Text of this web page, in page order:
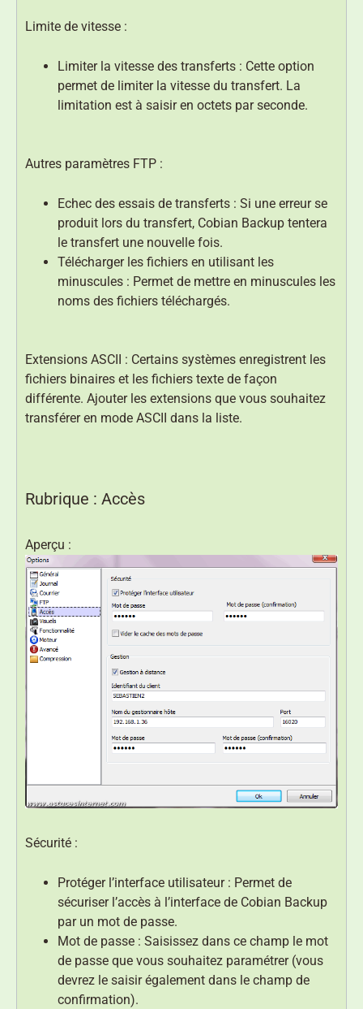
Limite de vitesse :
Limiter la vitesse des transferts : Cette option
permet de limiter la vitesse du transfert. La
limitation est à saisir en octets par seconde.
Autres paramètres FTP :
Echec des essais de transferts : Si une erreur se
produit lors du transfert, Cobian Backup tentera
le transfert une nouvelle fois.
Télécharger les fichiers en utilisant les
minuscules : Permet de mettre en minuscules les
noms des fichiers téléchargés.
Extensions ASCII : Certains systèmes enregistrent les
fichiers binaires et les fichiers texte de façon
différente. Ajouter les extensions que vous souhaitez
transférer en mode ASCII dans la liste.
Rubrique : Accès
Aperçu :
Sécurité :
Protéger l’interface utilisateur : Permet de
sécuriser l’accès à l’interface de Cobian Backup
par un mot de passe.
Mot de passe : Saisissez dans ce champ le mot
de passe que vous souhaitez paramétrer (vous
devrez le saisir également dans le champ de
confirmation).